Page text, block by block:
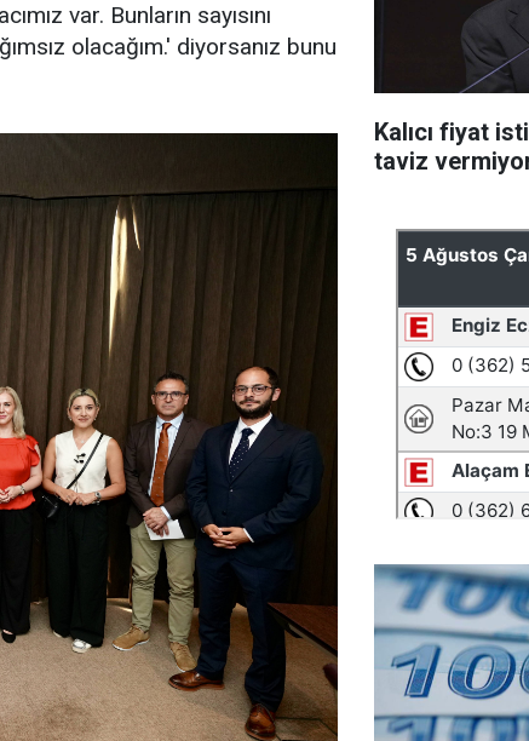
var. Bunların sayısını
olacağım.' diyorsanız bunu
Kalıcı fiyat
taviz